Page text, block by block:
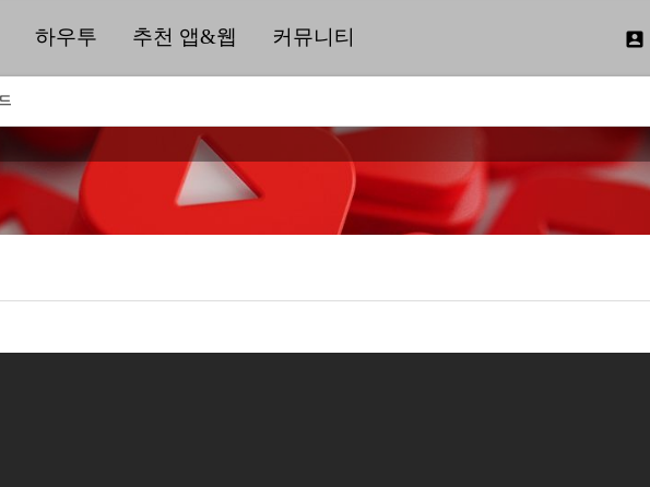
하우투 추천 앱&웹 커뮤니티 